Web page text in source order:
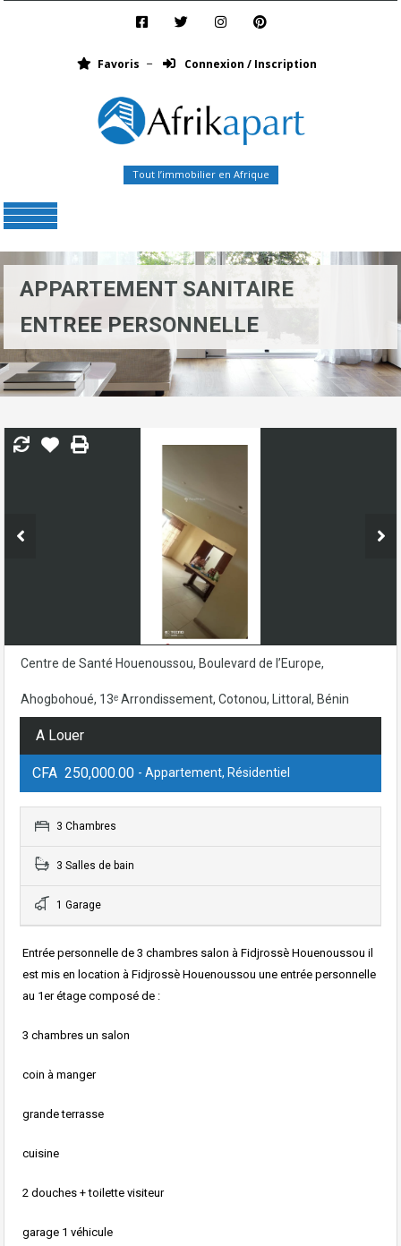
Favoris Connexion / Inscription
Tout l’immobilier en Afrique
APPARTEMENT SANITAIRE
ENTREE PERSONNELLE
Centre de Santé Houenoussou, Boulevard de l’Europe,
Ahogbohoué, 13ᵉ Arrondissement, Cotonou, Littoral, Bénin
A Louer
CFA 250,000.00 - Appartement, Résidentiel
3 Chambres
3 Salles de bain
1 Garage
Entrée personnelle de 3 chambres salon à Fidjrossè Houenoussou il
est mis en location à Fidjrossè Houenoussou une entrée personnelle
au 1er étage composé de :
3 chambres un salon
coin à manger
grande terrasse
cuisine
2 douches + toilette visiteur
garage 1 véhicule